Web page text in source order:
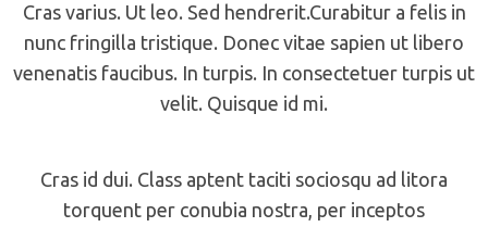
Cras varius. Ut leo. Sed hendrerit.Curabitur a felis in
nunc fringilla tristique. Donec vitae sapien ut libero
venenatis faucibus. In turpis. In consectetuer turpis ut
velit. Quisque id mi.
Cras id dui. Class aptent taciti sociosqu ad litora
torquent per conubia nostra, per inceptos